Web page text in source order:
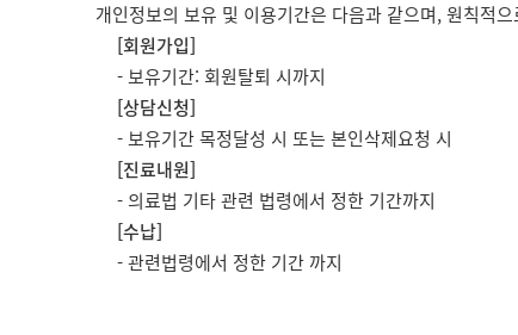
개인정보의 보유 및 이용기간은 다음과 같으며, 원칙적
[회원가입]
- 보유기간: 회원탈퇴 시까지
[상담신청]
- 보유기간 목정달성 시 또는 본인삭제요청 시
[진료내원]
- 의료법 기타 관련 법령에서 정한 기간까지
[수납]
- 관련법령에서 정한 기간 까지